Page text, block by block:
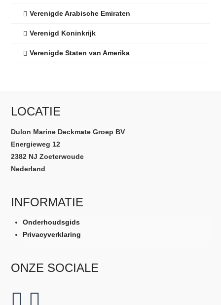
Verenigde Arabische Emiraten
Verenigd Koninkrijk
Verenigde Staten van Amerika
LOCATIE
Dulon Marine Deckmate Groep BV
Energieweg 12
2382 NJ Zoeterwoude
Nederland
INFORMATIE
Onderhoudsgids
Privacyverklaring
ONZE SOCIALE